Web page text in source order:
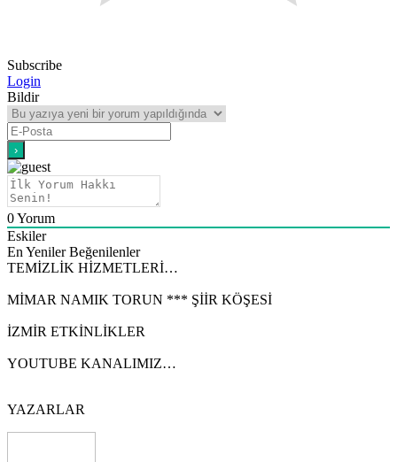
Subscribe
Login
Bildir
0Yorum
Eskiler
En Yeniler Beğenilenler
TEMİZLİK HİZMETLERİ…
MİMAR NAMIK TORUN *** ŞİİR KÖŞESİ
İZMİR ETKİNLİKLER
YOUTUBE KANALIMIZ…
YAZARLAR